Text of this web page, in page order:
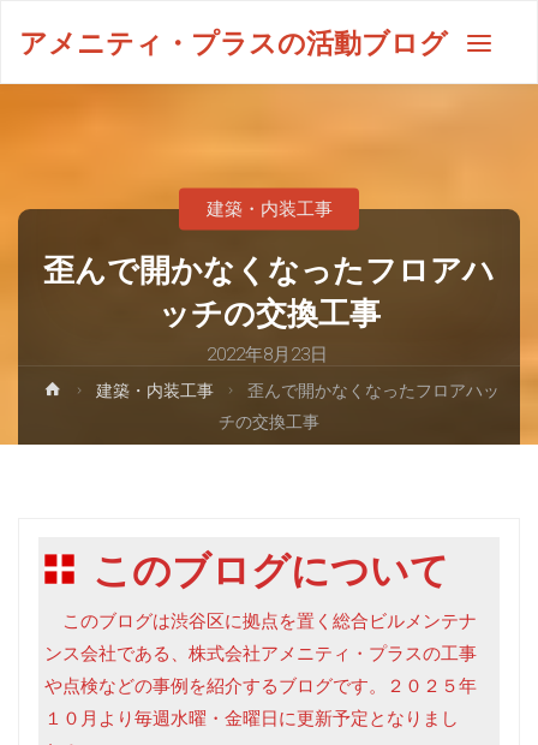
アメニティ・プラスの活動ブログ
歪んで開かなくなったフロアハ
ッチの交換工事
2022年8月23日
建築・内装工事
建築・内装工事
歪んで開かなくなったフロアハッ
チの交換工事
このブログについて
このブログは渋谷区に拠点を置く総合ビルメンテナ
ンス会社である、株式会社アメニティ・プラスの工事
や点検などの事例を紹介するブログです。２０２５年
１０月より毎週水曜・金曜日に更新予定となりまし